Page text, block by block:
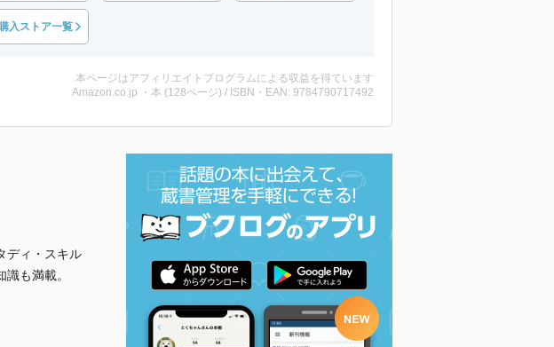
入ストア一覧
本ページはアフィリエイトプログラムによる収益を得ています
Amazon.co.jp ・本 (128ページ) / ISBN・EAN: 9784790717492
ディ・スキル
も満載。